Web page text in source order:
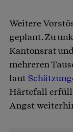
Weitere
geplant. Zu
Kantonsrat
mehreren
laut
Härtefall
Angst